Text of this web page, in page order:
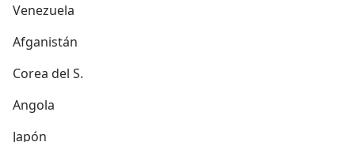
Venezuela
Afganistán
Corea del S.
Angola
Japón